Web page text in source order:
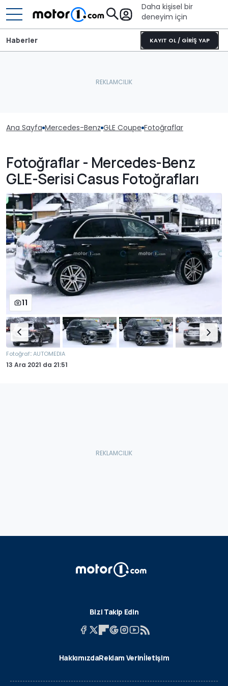
Daha kişisel bir
deneyim için
KAYIT OL / GİRİŞ YAP
Haberler
Ana Sayfa Mercedes-Benz GLE Coupe Fotoğraflar
Fotoğraflar - Mercedes-Benz
GLE-Serisi Casus Fotoğrafları
11
Fotoğraf:AUTOMEDIA
13 Ara 2021 da 21:51
Bizi Takip Edin
HakkımızdaReklam Verinİletişim